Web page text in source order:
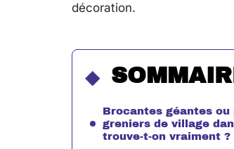
décoration.
Brocantes géantes
greniers de village
trouve-t-on vraiment ?